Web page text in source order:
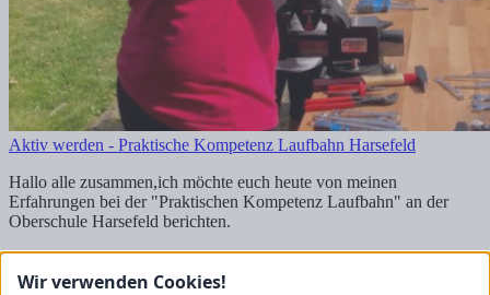
Aktiv werden - Praktische Kompetenz Laufbahn Harsefeld
Hallo alle zusammen,ich möchte euch heute von meinen
Erfahrungen bei der "Praktischen Kompetenz Laufbahn" an der
Oberschule Harsefeld berichten.
Mehr lesen
234567891011121314151617
Wir verwenden Cookies!